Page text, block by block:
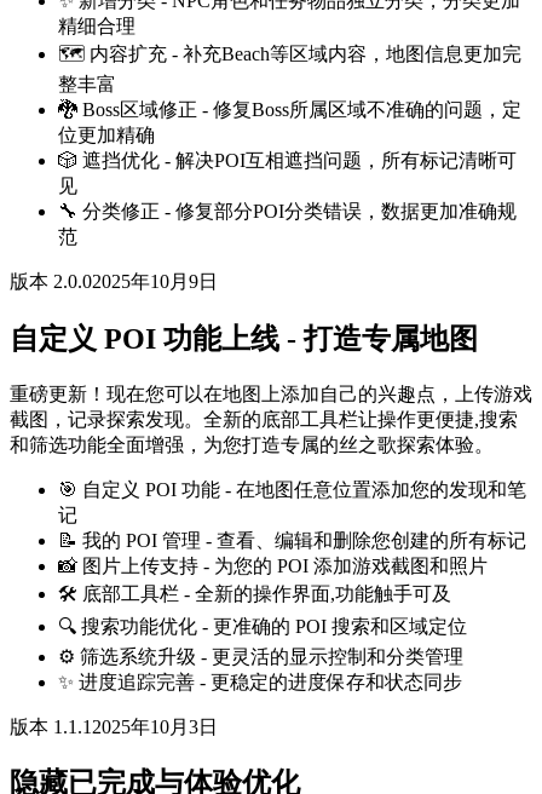
精细合理
🗺️ 内容扩充 - 补充Beach等区域内容，地图信息更加完
整丰富
🐉 Boss区域修正 - 修复Boss所属区域不准确的问题，定
位更加精确
🎲 遮挡优化 - 解决POI互相遮挡问题，所有标记清晰可
见
🔧 分类修正 - 修复部分POI分类错误，数据更加准确规
范
版本 2.0.02025年10月9日
自定义 POI 功能上线 - 打造专属地图
重磅更新！现在您可以在地图上添加自己的兴趣点，上传游戏
截图，记录探索发现。全新的底部工具栏让操作更便捷,搜索
和筛选功能全面增强，为您打造专属的丝之歌探索体验。
🎯 自定义 POI 功能 - 在地图任意位置添加您的发现和笔
记
📝 我的 POI 管理 - 查看、编辑和删除您创建的所有标记
📸 图片上传支持 - 为您的 POI 添加游戏截图和照片
🛠️ 底部工具栏 - 全新的操作界面,功能触手可及
🔍 搜索功能优化 - 更准确的 POI 搜索和区域定位
⚙️ 筛选系统升级 - 更灵活的显示控制和分类管理
✨ 进度追踪完善 - 更稳定的进度保存和状态同步
版本 1.1.1 2025年10月3日
隐藏已完成与体验优化